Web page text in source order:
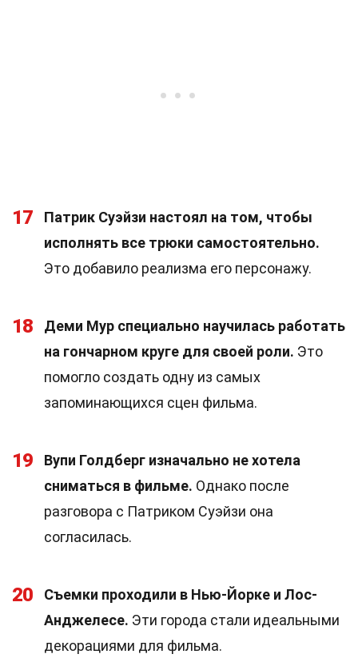
17
Патрик Суэйзи настоял на том, чтобы
исполнять все трюки самостоятельно.
Это добавило реализма его персонажу.
18
Деми Мур специально научилась работать
на гончарном круге для своей роли. Это
помогло создать одну из самых
запоминающихся сцен фильма.
19
Вупи Голдберг изначально не хотела
сниматься в фильме. Однако после
разговора с Патриком Суэйзи она
согласилась.
20
Съемки проходили в Нью-Йорке и Лос-
Анджелесе. Эти города стали идеальными
декорациями для фильма.